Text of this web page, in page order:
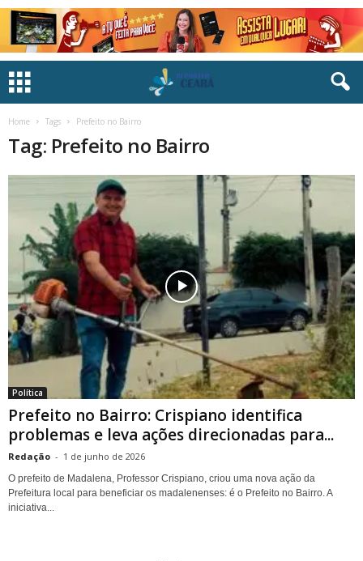
Home Tags Prefeito no Bairro
Tag: Prefeito no Bairro
Política
Prefeito no Bairro: Crispiano identifica
problemas e leva ações direcionadas para...
Redação - 1 de junho de 2026
O prefeito de Madalena, Professor Crispiano, criou uma nova ação da
Prefeitura local para beneficiar os madalenenses: é o Prefeito no Bairro. A
iniciativa...